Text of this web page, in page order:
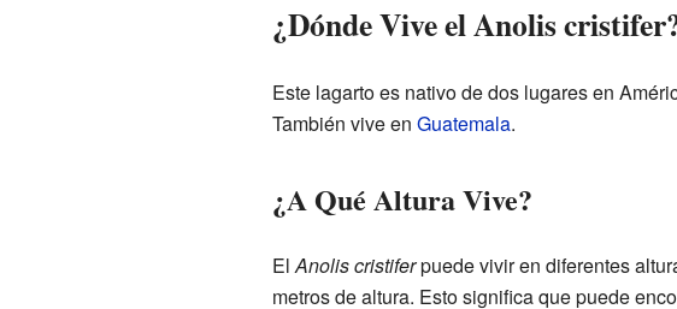
¿Dónde Vive el Anolis
Este lagarto es nativo de dos lugares en
También vive en Guatemala.
¿A Qué Altura Vive?
ElAnolis cristiferpuede vivir en diferentes
metros de altura. Esto significa que puede